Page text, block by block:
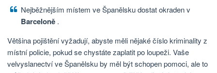
Nejběžnějším místem ve Španělsku dostat okraden v
Barceloně .
Většina pojištění vyžadují, abyste měli nějaké číslo kriminality z
místní policie, pokud se chystáte zaplatit po loupeži. Vaše
velvyslanectví ve Španělsku by měl být schopen pomoci, ale to